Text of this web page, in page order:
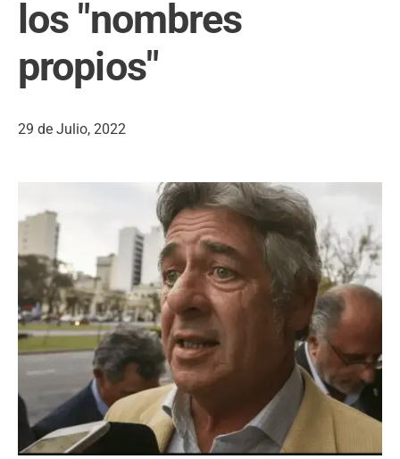
los "nombres
propios"
29 de Julio, 2022